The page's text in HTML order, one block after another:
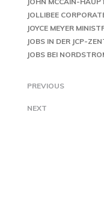
JOLLIBEE
JOYCE MEYER
JOBS IN DER JCP-
JOBS BEI
PREVIOUS
NEXT